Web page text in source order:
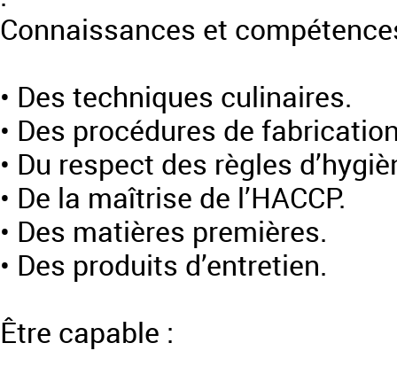
Connaissances et
• Des techniques culinaires.
• Des procédures de
• Du respect des règles
• De la maîtrise de l’HACCP.
• Des matières premières.
• Des produits d’entretien.
Être capable :